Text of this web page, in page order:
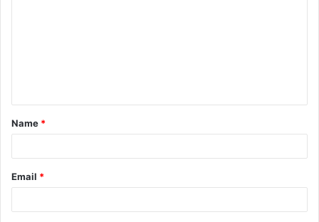
t
*
Name *
Email *